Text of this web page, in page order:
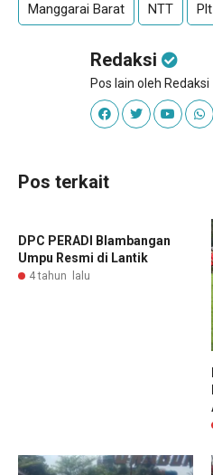
Manggarai Barat NTT
Redaksi
Pos lain oleh Redaksi
Pos terkait
DPC PERADI Blambangan
Umpu Resmi di Lantik
4 tahun lalu